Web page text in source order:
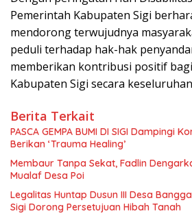
Pemerintah Kabupaten Sigi
mendorong terwujudnya
peduli terhadap hak-hak
memberikan kontribusi positif
Kabupaten Sigi secara
Berita Terkait
PASCA GEMPA BUMI DI SIGI Dampingi
Berikan ‘Trauma Healing’
Membaur Tanpa Sekat, Fadlin
Mualaf Desa Poi
Legalitas Huntap Dusun III Desa
Sigi Dorong Persetujuan Hibah Tanah